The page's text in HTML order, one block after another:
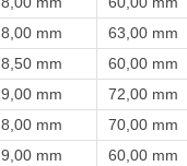
8,00 mm 63,00 mm
8,50 mm 60,00 mm
9,00 mm 72,00 mm
8,00 mm 70,00 mm
9,00 mm 60,00 mm